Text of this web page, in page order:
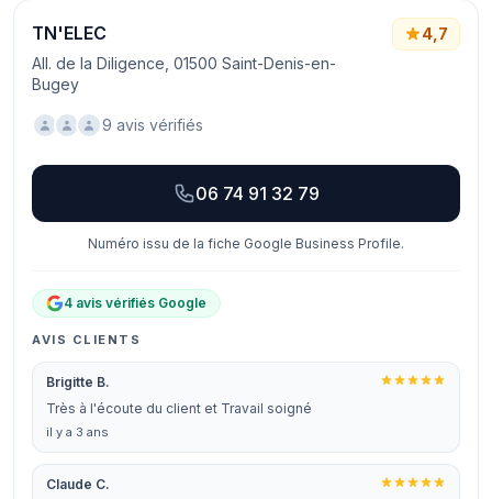
TN'ELEC
All. de la Diligence, 01500 Saint-Denis-en-
Bugey
4,7
9 avis vérifiés
06 74 91 32 79
Numéro issu de la fiche Google Business Profile.
4 avis vérifiés Google
AVIS CLIENTS
Brigitte B.
Très à l'écoute du client et Travail soigné
il y a 3 ans
Claude C.